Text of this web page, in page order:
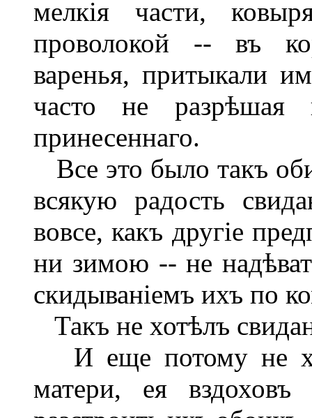
мелкія части,
проволокой -- въ
варенья, притыкали
часто не
принесеннаго.
Все это было такъ
всякую радость
вовсе, какъ другіе
ни зимою -- не
скидываніемъ ихъ по
Такъ не хотѣлъ
И еще потому не
матери, ея